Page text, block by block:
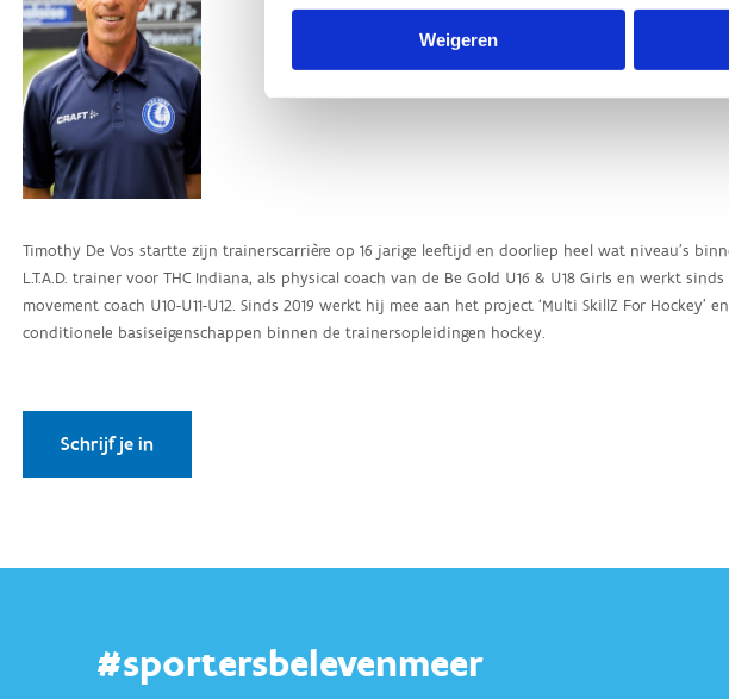
Weigeren
#sportersbelevenmeer